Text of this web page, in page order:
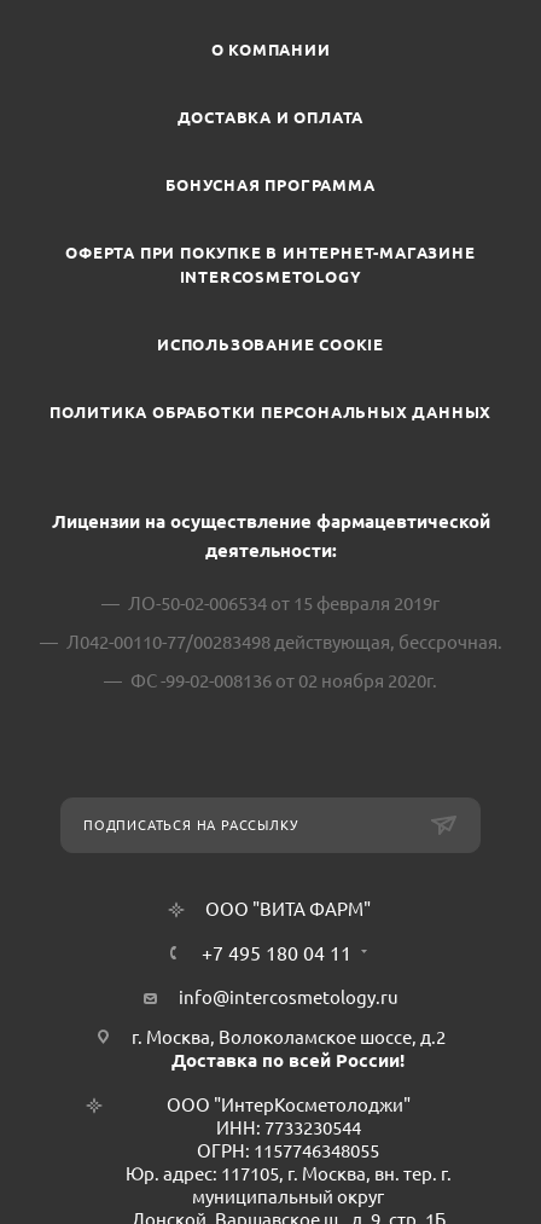
О КОМПАНИИ
ДОСТАВКА И ОПЛАТА
БОНУСНАЯ ПРОГРАММА
ОФЕРТА ПРИ ПОКУПКЕ В ИНТЕРНЕТ-МАГАЗИНЕ
INTERCOSMETOLOGY
ИСПОЛЬЗОВАНИЕ COOKIE
ПОЛИТИКА ОБРАБОТКИ ПЕРСОНАЛЬНЫХ ДАННЫХ
Лицензии на осуществление фармацевтической
деятельности:
ЛО-50-02-006534 от 15 февраля 2019г
Л042-00110-77/00283498 действующая, бессрочная.
ФС -99-02-008136 от 02 ноября 2020г.
ПОДПИСАТЬСЯ НА РАССЫЛКУ
ООО "ВИТА ФАРМ"
+7 495 180 04 11
info@intercosmetology.ru
г. Москва, Волоколамское шоссе, д.2
Доставка по всей России!
ООО "ИнтерКосметолоджи"
ИНН: 7733230544
ОГРН: 1157746348055
Юр. адрес: 117105, г. Москва, вн. тер. г.
муниципальный округ
Донской, Варшавское ш., д. 9, стр. 1Б